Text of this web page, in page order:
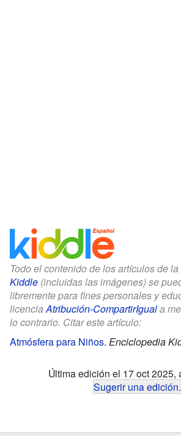
Todo el contenido de los artículos de la
Kiddle (incluidas las imágenes) se
libremente para fines personales y
licenciaAtribución-CompartirIguala
lo contrario. Citar este artículo:
Atmósfera para Niños. Enciclopedia
Última edición el 17 oct 2025,
Sugerir una edición.